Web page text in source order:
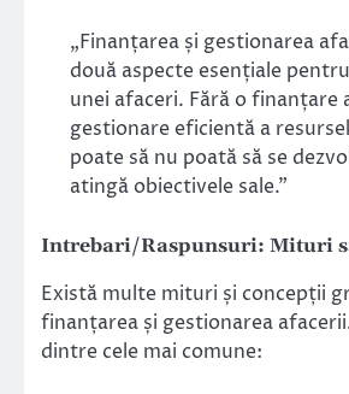
„Finanțarea și gestionarea
două aspecte esențiale
unei afaceri. Fără o finanțare
gestionare eficientă a
poate să nu poată să se
atingă obiectivele sale.”
Intrebari/Raspunsuri: Mituri
Există multe mituri și concepții
finanțarea și gestionarea
dintre cele mai comune: